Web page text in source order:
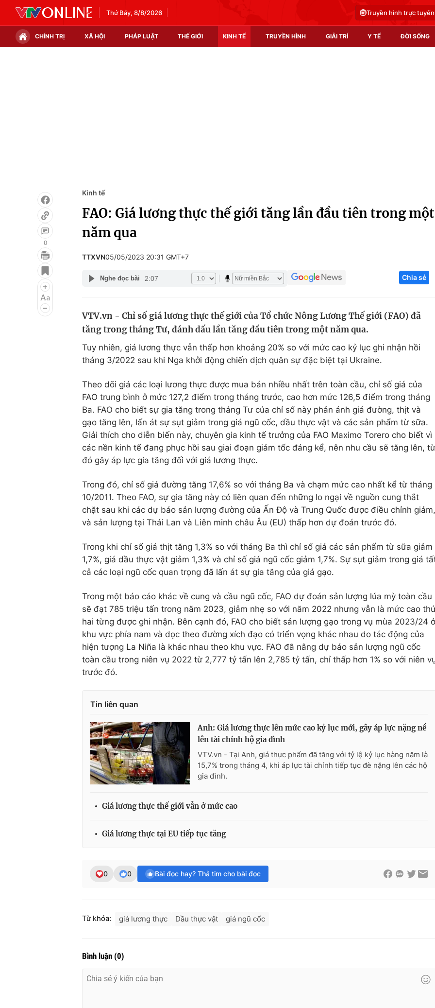
Thứ Bảy, 8/8/2026 Truyền hình trực tuyến
CHÍNH TRỊ XÃ HỘI PHÁP LUẬT THẾ GIỚI KINH TẾ TRUYỀN HÌNH GIẢI TRÍ Y TẾ ĐỜI SỐNG
Infographic
Điện ảnh
Âm nhạc
Du lịch
Chất lượng cuộc sống
Tuyển sinh
Hitech Công
Thị trường
0
Kinh tế
FAO: Giá lương thực thế giới tăng lần đầu tiên trong một
năm qua
TTXVN05/05/2023 20:31 GMT+7
Nghe đọc bài 2:07 Chia sẻ
VTV.vn - Chỉ số giá lương thực thế giới của Tổ chức Nông Lương Thế giới (FAO) đã
tăng trong tháng Tư, đánh dấu lần tăng đầu tiên trong một năm qua.
Tuy nhiên, giá lương thực vẫn thấp hơn khoảng 20% so với mức cao kỷ lục ghi nhận hồi
tháng 3/2022 sau khi Nga khởi động chiến dịch quân sự đặc biệt tại Ukraine.
Theo dõi giá các loại lương thực được mua bán nhiều nhất trên toàn cầu, chỉ số giá của
FAO trung bình ở mức 127,2 điểm trong tháng trước, cao hơn mức 126,5 điểm trong tháng
Ba. FAO cho biết sự gia tăng trong tháng Tư của chỉ số này phản ánh giá đường, thịt và
gạo tăng lên, lấn át sự sụt giảm trong giá ngũ cốc, dầu thực vật và các sản phẩm từ sữa.
Giải thích cho diễn biến này, chuyên gia kinh tế trưởng của FAO Maximo Torero cho biết vì
các nền kinh tế đang phục hồi sau giai đoạn giảm tốc đáng kể, nên nhu cầu sẽ tăng lên, từ
đó gây áp lực gia tăng đối với giá lương thực.
Trong đó, chỉ số giá đường tăng 17,6% so với tháng Ba và chạm mức cao nhất kể từ tháng
10/2011. Theo FAO, sự gia tăng này có liên quan đến những lo ngại về nguồn cung thắt
chặt sau khi các dự báo sản lượng đường của Ấn Độ và Trung Quốc được điều chỉnh giảm,
và sản lượng tại Thái Lan và Liên minh châu Âu (EU) thấp hơn dự đoán trước đó.
Trong khi chỉ số giá thịt tăng 1,3% so với tháng Ba thì chỉ số giá các sản phẩm từ sữa giảm
1,7%, giá dầu thực vật giảm 1,3% và chỉ số giá ngũ cốc giảm 1,7%. Sự sụt giảm trong giá
cả các loại ngũ cốc quan trọng đã lấn át sự gia tăng của giá gạo.
Trong một báo cáo khác về cung và cầu ngũ cốc, FAO dự đoán sản lượng lúa mỳ toàn cầu
sẽ đạt 785 triệu tấn trong năm 2023, giảm nhẹ so với năm 2022 nhưng vẫn là mức cao
hai từng được ghi nhận. Bên cạnh đó, FAO cho biết sản lượng gạo trong vụ mùa 2023/24 ở
khu vực phía nam và dọc theo đường xích đạo có triển vọng khác nhau do tác động của
hiện tượng La Niña là khác nhau theo khu vực. FAO đã nâng dự báo sản lượng ngũ cốc
toàn cầu trong niên vụ 2022 từ 2,777 tỷ tấn lên 2,785 tỷ tấn, chỉ thấp hơn 1% so với niên
trước đó.
Tin liên quan
Anh: Giá lương thực lên mức cao kỷ lục mới, gây áp lực nặng nề
lên tài chính hộ gia đình
VTV.vn - Tại Anh, giá thực phẩm đã tăng với tỷ lệ kỷ lục hàng năm là
15,7% trong tháng 4, khi áp lực tài chính tiếp tục đè nặng lên các hộ
gia đình.
Giá lương thực thế giới vẫn ở mức cao
Giá lương thực tại EU tiếp tục tăng
0 0 Bài đọc hay? Thả tim cho bài đọc
Từ khóa: giá lương thực Dầu thực vật giá ngũ cốc
Bình luận (0)